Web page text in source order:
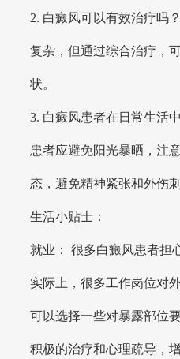
2. 白癜风可以有效治疗吗
复杂，但通过综合治疗，
状。
3. 白癜风患者在日常生活
患者应避免阳光暴晒，注
态，避免精神紧张和外伤刺
生活小贴士：
就业： 很多白癜风患者担
实际上，很多工作岗位对
可以选择一些对暴露部位
积极的治疗和心理疏导，